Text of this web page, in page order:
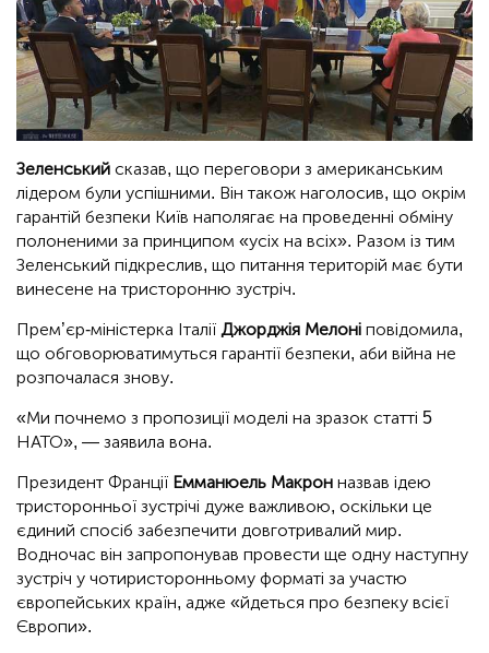
Зеленський сказав, що переговори з американським
лідером були успішними. Він також наголосив, що окрім
гарантій безпеки Київ наполягає на проведенні обміну
полоненими за принципом «усіх на всіх». Разом із тим
Зеленський підкреслив, що питання територій має бути
винесене на тристоронню зустріч.
Прем’єр-міністерка Італії Джорджія Мелоні повідомила,
що обговорюватимуться гарантії безпеки, аби війна не
розпочалася знову.
«Ми почнемо з пропозиції моделі на зразок статті 5
НАТО», — заявила вона.
Президент Франції Емманюель Макрон назвав ідею
тристоронньої зустрічі дуже важливою, оскільки це
єдиний спосіб забезпечити довготривалий мир.
Водночас він запропонував провести ще одну наступну
зустріч у чотиристоронньому форматі за участю
європейських країн, адже «йдеться про безпеку всієї
Європи».